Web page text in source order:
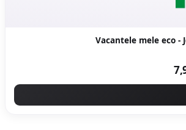
Vacantele mele eco -